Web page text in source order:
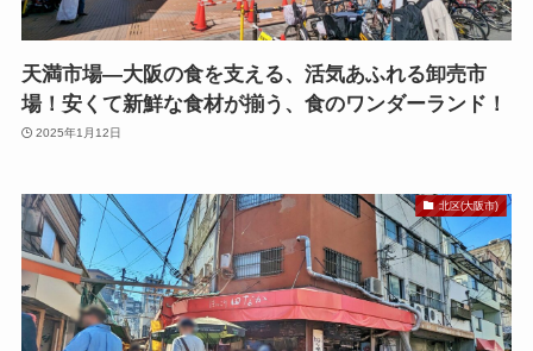
天満市場—大阪の食を支える、活気あふれる卸売市
場！安くて新鮮な食材が揃う、食のワンダーランド！
2025年1月12日
北区(大阪市)